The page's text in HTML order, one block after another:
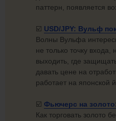
паттерн, появляется
☑️ USD/JPY: Вульф
Волны Вульфа
не только точку
выходить, где
давать цене на
работает на японской
☑️ Фьючерс на
Как торговать золото